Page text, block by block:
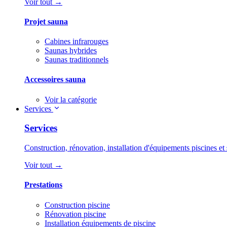
Projet sauna
Cabines infrarouges
Saunas hybrides
Saunas traditionnels
Accessoires sauna
Voir la catégorie
Services
Services
Construction, rénovation, installation d'équipements piscines et
Voir tout →
Prestations
Construction piscine
Rénovation piscine
Installation équipements de piscine